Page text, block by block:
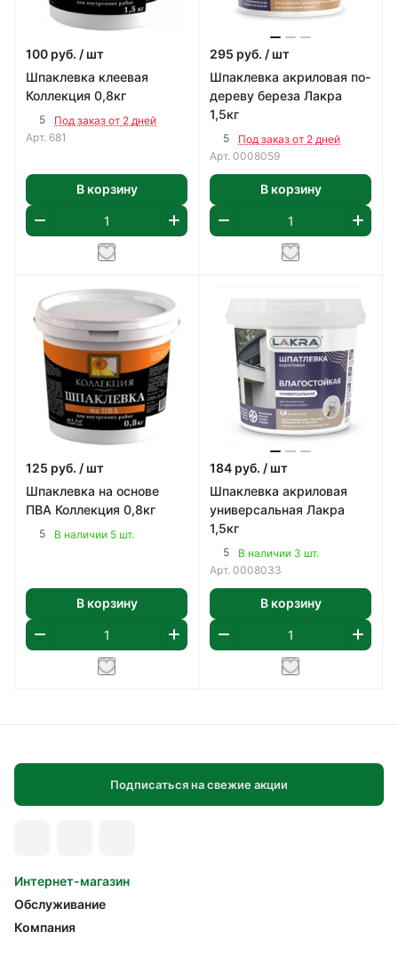
100 руб. / шт
Шпаклевка клеевая
Коллекция 0,8кг
5
Под заказ от 2 дней
Арт. 681
В корзину
295 руб. / шт
Шпаклевка акриловая по-
дереву береза Лакра
1,5кг
5
Под заказ от 2 дней
Арт. 0008059
В корзину
125 руб. / шт
Шпаклевка на основе
ПВА Коллекция 0,8кг
5 В наличии 5 шт.
В корзину
184 руб. / шт
Шпаклевка акриловая
универсальная Лакра
1,5кг
5
В наличии 3 шт.
Арт. 0008033
В корзину
Подписаться на свежие акции
Интернет-магазин
Обслуживание
Компания